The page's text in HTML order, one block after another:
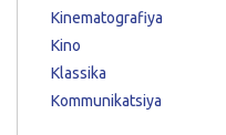
Kinematografiya
Kino
Klassika
Kommunikatsiya